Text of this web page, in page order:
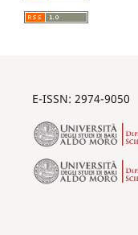
E-ISSN: 2974-9050